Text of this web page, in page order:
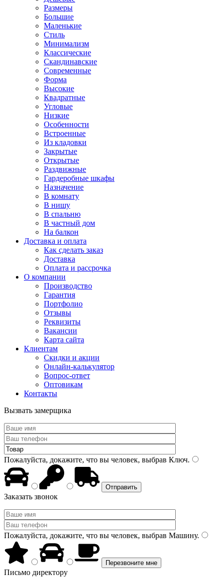
Размеры
Большие
Маленькие
Стиль
Минимализм
Классические
Скандинавские
Современные
Форма
Высокие
Квадратные
Угловые
Низкие
Особенности
Встроенные
Из кладовки
Закрытые
Открытые
Раздвижные
Гардеробные шкафы
Назначение
В комнату
В нишу
В спальню
В частный дом
На балкон
Доставка и оплата
Как сделать заказ
Доставка
Оплата и рассрочка
О компании
Производство
Гарантия
Портфолио
Отзывы
Реквизиты
Вакансии
Карта сайта
Клиентам
Скидки и акции
Онлайн-калькулятор
Вопрос-ответ
Оптовикам
Контакты
Вызвать замерщика
Пожалуйста, докажите, что вы человек, выбрав Ключ.
Заказать звонок
Пожалуйста, докажите, что вы человек, выбрав Машину.
Письмо директору